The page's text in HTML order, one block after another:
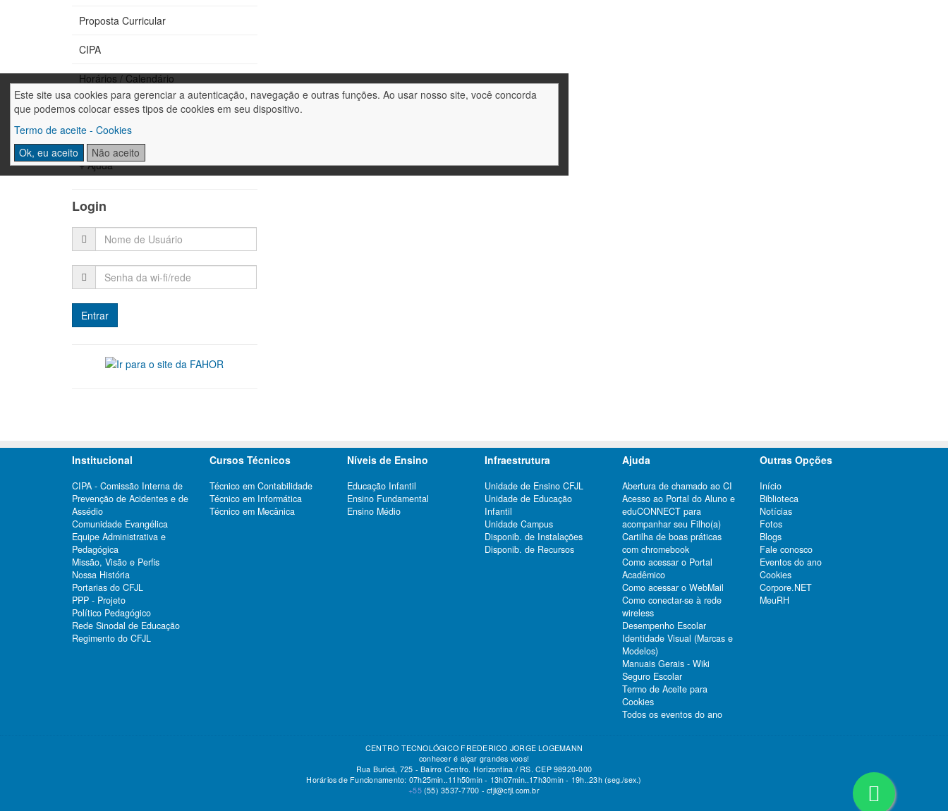
Este site usa cookies para gerenciar a autenticação, navegação e outras funções. Ao usar nosso site, você concorda
que podemos colocar esses tipos de cookies em seu dispositivo.
Termo de aceite - Cookies
Ok, eu aceito
Não aceito
Proposta Curricular
CIPA
Horários / Calendário
Fale conosco
Trabalhe conosco
+ Ajuda
Login
Institucional
CIPA - Comissão Interna de
Prevenção de Acidentes e de
Assédio
Comunidade Evangélica
Equipe Administrativa e
Pedagógica
Missão, Visão e Perfis
Nossa História
Portarias do CFJL
PPP - Projeto
Político Pedagógico
Rede Sinodal de Educação
Regimento do CFJL
Cursos Técnicos
Técnico em Contabilidade
Técnico em Informática
Técnico em Mecânica
Níveis de Ensino
Educação Infantil
Ensino Fundamental
Ensino Médio
Infraestrutura
Unidade de Ensino CFJL
Unidade de Educação
Infantil
Unidade Campus
Disponib. de Instalações
Disponib. de Recursos
Ajuda
Abertura de chamado ao CI
Acesso ao Portal do Aluno e
eduCONNECT para
acompanhar seu Filho(a)
Cartilha de boas práticas
com chromebook
Como acessar o Portal
Acadêmico
Como acessar o WebMail
Como conectar-se à rede
wireless
Desempenho Escolar
Identidade Visual (Marcas e
Modelos)
Manuais Gerais - Wiki
Seguro Escolar
Termo de Aceite para
Cookies
Todos os eventos do ano
Outras Opções
Início
Biblioteca
Notícias
Fotos
Blogs
Fale conosco
Eventos do ano
Cookies
Corpore.NET
MeuRH
CENTRO TECNOLÓGICO FREDERICO JORGE LOGEMANN
conhecer é alçar grandes voos!
Rua Buricá, 725 - Bairro Centro. Horizontina / RS. CEP 98920-000
Horários de Funcionamento: 07h25min..11h50min - 13h07min..17h30min - 19h..23h (seg./sex.)
+55 (55) 3537-7700 -cfjl@cfjl.com.br